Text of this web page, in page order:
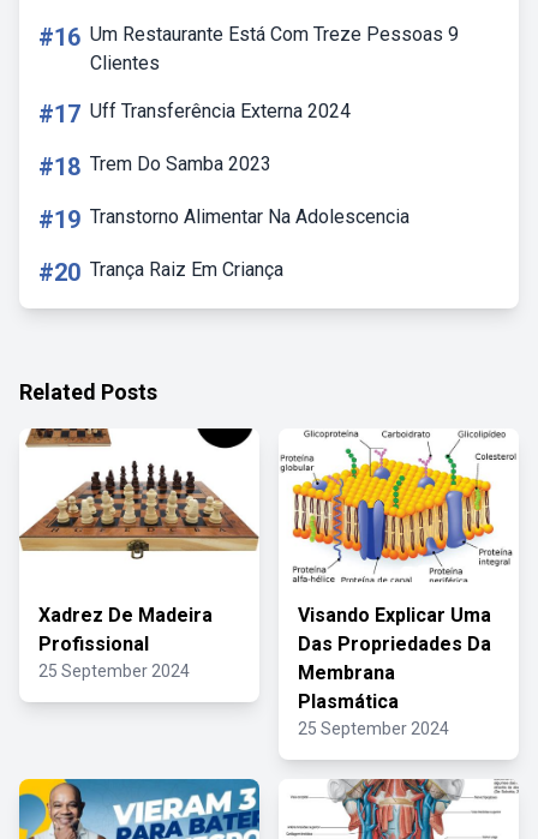
#16 Um Restaurante Está Com Treze Pessoas 9
Clientes
#17 Uff Transferência Externa 2024
#18 Trem Do Samba 2023
#19 Transtorno Alimentar Na Adolescencia
#20 Trança Raiz Em Criança
Related Posts
Xadrez De Madeira
Profissional
25 September 2024
Visando Explicar Uma
Das Propriedades Da
Membrana
Plasmática
25 September 2024